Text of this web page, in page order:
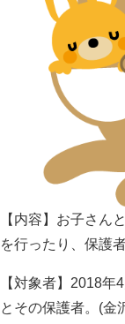
【内容】お子さん
を行ったり、保護
【対象者】2018
とその保護者。(金